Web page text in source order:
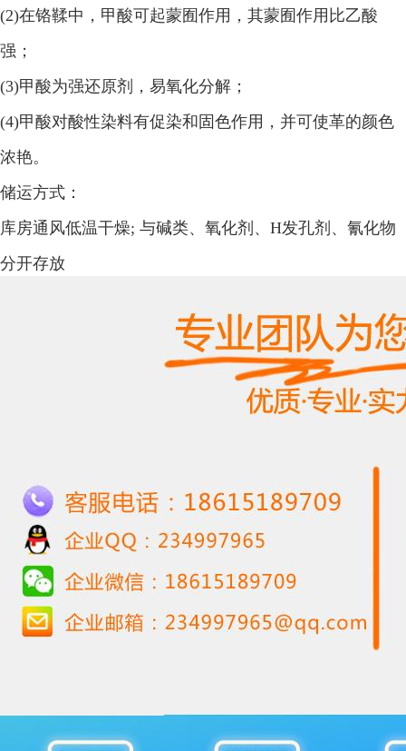
(2)在铬鞣中，甲酸可起蒙囿作用，其蒙囿作用比乙酸
强；
(3)甲酸为强还原剂，易氧化分解；
(4)甲酸对酸性染料有促染和固色作用，并可使革的颜色
浓艳。
储运方式：
库房通风低温干燥; 与碱类、氧化剂、H发孔剂、氰化物
分开存放